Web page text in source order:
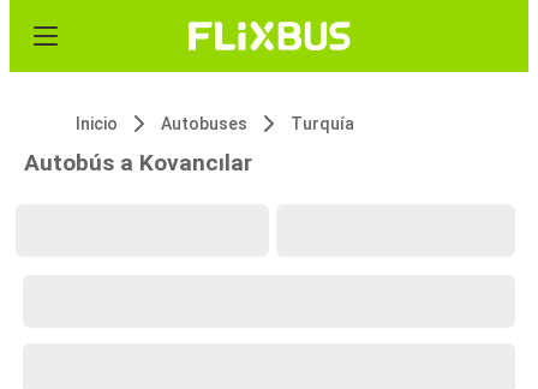
Inicio Autobuses Turquía
Autobús a Kovancılar